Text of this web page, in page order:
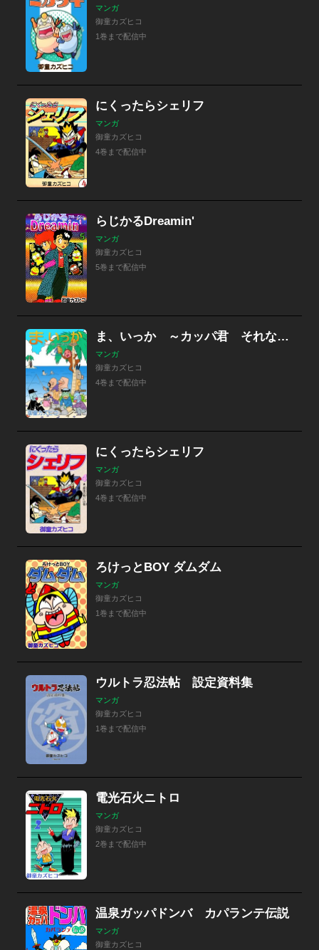
マンガ
御童カズヒコ
1巻まで配信中
にくったらシェリフ
マンガ
御童カズヒコ
4巻まで配信中
らじかるDreamin'
マンガ
御童カズヒコ
5巻まで配信中
ま、いっか ～カッパ君 それなりの日常～
マンガ
御童カズヒコ
4巻まで配信中
にくったらシェリフ
マンガ
御童カズヒコ
4巻まで配信中
ろけっとBOY ダムダム
マンガ
御童カズヒコ
1巻まで配信中
ウルトラ忍法帖 設定資料集
マンガ
御童カズヒコ
1巻まで配信中
電光石火ニトロ
マンガ
御童カズヒコ
2巻まで配信中
温泉ガッパドンバ カパランテ伝説
マンガ
御童カズヒコ